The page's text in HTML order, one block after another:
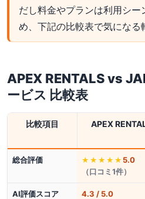
だし料金やプランは利用シー
め、下記の比較表で気になる
APEX RENTALSvs
ービス 比較表
比較項目 APEX
総合評価 ★★★★★ 5.0
（口コミ1件）
AI評価スコア 4.3 / 5.0